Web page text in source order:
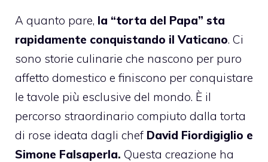
A quanto pare, la “torta del Papa” sta
rapidamente conquistando il Vaticano. Ci
sono storie culinarie che nascono per puro
affetto domestico e finiscono per conquistare
le tavole più esclusive del mondo. È il
percorso straordinario compiuto dalla torta
di rose ideata dagli chef David Fiordigiglio e
Simone Falsaperla. Questa creazione ha